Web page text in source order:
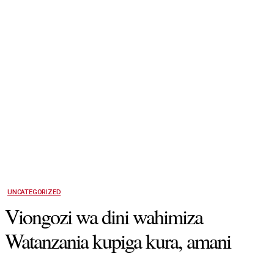
UNCATEGORIZED
Viongozi wa dini wahimiza
Watanzania kupiga kura, amani